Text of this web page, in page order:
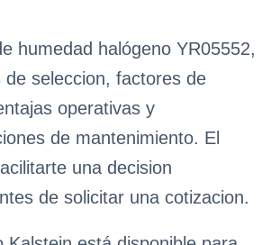
humedad halógeno YR05552,
de seleccion, factores de
operativas y
de mantenimiento. El
una decision
de solicitar una cotizacion.